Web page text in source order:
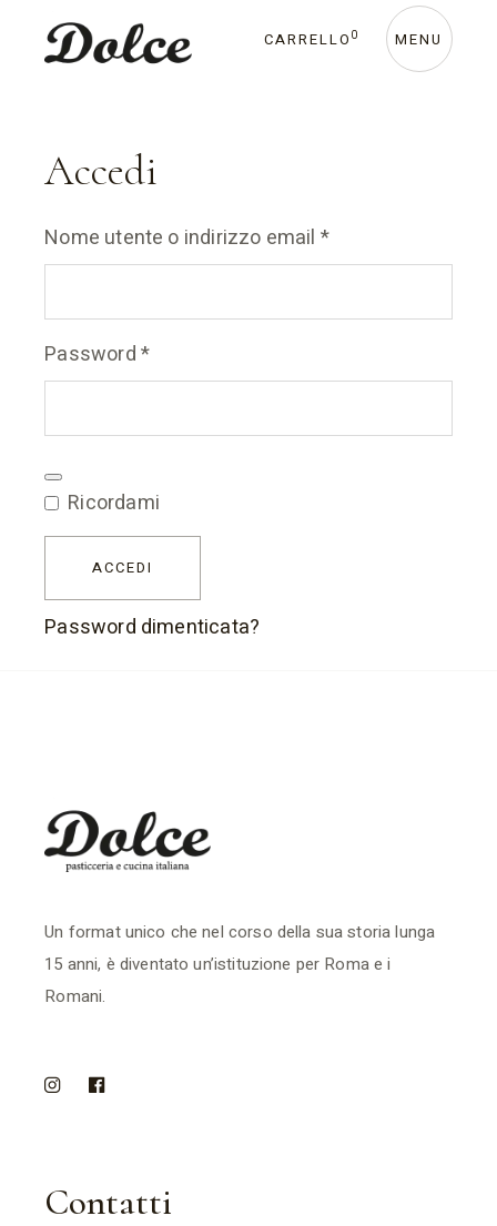
content
CARRELLO 0 MENU
Accedi
Nome utente o indirizzo email *Richiesto
Password*Richiesto
Ricordami
ACCEDI
Password dimenticata?
Un format unico che nel corso della sua storia lunga
15 anni, è diventato un’istituzione per Roma e i
Romani.
Contatti